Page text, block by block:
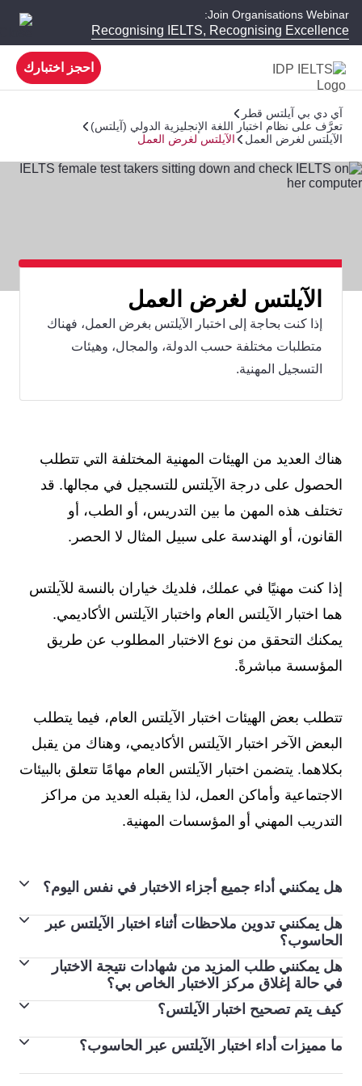
Join Organisations Webinar:
Recognising IELTS, Recognising Excellence
احجز اختبارك
آي دي بي آيلتس قطر
تعرَّف على نظام اختبار اللغة الإنجليزية الدولي (آيلتس)
الآيلتس لغرض العمل
الآيلتس لغرض العمل
الآيلتس لغرض العمل
إذا كنت بحاجة إلى اختبار الآيلتس بغرض العمل، فهناك
متطلبات مختلفة حسب الدولة، والمجال، وهيئات
التسجيل المهنية.
هناك العديد من الهيئات المهنية المختلفة التي تتطلب
الحصول على درجة الآيلتس للتسجيل في مجالها. قد
تختلف هذه المهن ما بين التدريس، أو الطب، أو
القانون، أو الهندسة على سبيل المثال لا الحصر.
إذا كنت مهنيًا في عملك، فلديك خياران بالنسة للآيلتس
هما اختبار الآيلتس العام واختبار الآيلتس الأكاديمي.
يمكنك التحقق من نوع الاختبار المطلوب عن طريق
المؤسسة مباشرةً.
تتطلب بعض الهيئات اختبار الآيلتس العام، فيما يتطلب
البعض الآخر اختبار الآيلتس الأكاديمي، وهناك من يقبل
بكلاهما. يتضمن اختبار الآيلتس العام مهامًا تتعلق بالبيئات
الاجتماعية وأماكن العمل، لذا يقبله العديد من مراكز
التدريب المهني أو المؤسسات المهنية.
هل يمكنني أداء جميع أجزاء الاختبار في نفس اليوم؟
يتم استكمال أجزاء الاستماع والقراءة والكتابة من الاختبار
مباشرة واحدًا تلو الآخر في نفس اليوم. في بعض مراكز
الاختبار، سوف تؤدي اختبار المحادثة في نفس اليوم، أو في
غضون 7 أيام قبل أو بعد تاريخ الاختبار.
إذا كنت تؤدي اختبار الآيلتس عبر الحاسوب، فستؤدي اختبار
المحادثة في نفس اليوم، إما قبل أو بعد الأجزاء الثلاثة الأخرى
هل يمكنني تدوين ملاحظات أثناء اختبار الآيلتس عبر
الحاسوب؟
نعم. يوفر اختبار الآيلتس عبر الحاسوب خاصية لتدوين
الملاحظات وتمييزها. يمكنك تجربة هذه الخصائص في اختبارات
التعريف هنا. يمكنك أيضًا كتابة ملاحظات على ورقة بيانات
تسجيل الدخول التي تتسلمها في بداية الاختبار.
هل يمكنني طلب المزيد من شهادات نتيجة الاختبار
في حالة إغلاق مركز الاختبار الخاص بي؟
يمكنك طلب نسخ إضافية من شهادات نتيجة الاختبار خلال
عامين من أدائك لاختبار الآيلتس، وذلك بحد أقصى يصل إلى 5
نسخ من مركز الاختبار الذي أدَّيت فيه اختبار الآيلتس. لن يتم
كيف يتم تصحيح اختبار الآيلتس؟
يستخدم اختبار الآيلتس نظامًا مكونًا من 9 درجات لقياس
درجات الاختبار وتسجيلها في الشهادة بطريقة متسقة. أداؤك
ما مميزات أداء اختبار الآيلتس عبر الحاسوب؟